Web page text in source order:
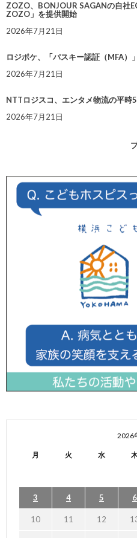
ZOZO、BONJOUR SAGANの自社
ZOZO」を提供開始
2026年7月21日
ロジポケ、「パスキー認証（MFA）
2026年7月21日
NTTロジスコ、エンタメ物流の平
2026年7月21日
2026
月 火 水
3 4 5 6
10 11 12